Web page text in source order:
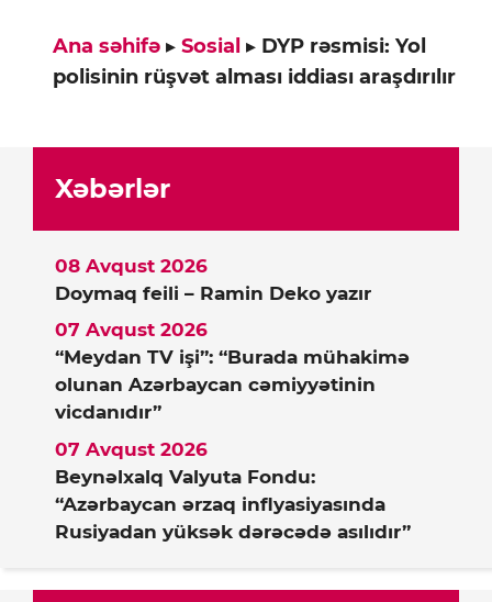
Ana səhifə ▸ Sosial ▸ DYP rəsmisi: Yol
polisinin rüşvət alması iddiası araşdırılır
Xəbərlər
Doymaq feili – Ramin Deko yazır
08 Avqust 2026
“Meydan TV işi”: “Burada mühakimə
olunan Azərbaycan cəmiyyətinin
vicdanıdır”
07 Avqust 2026
Beynəlxalq Valyuta Fondu:
“Azərbaycan ərzaq inflyasiyasında
Rusiyadan yüksək dərəcədə asılıdır”
07 Avqust 2026